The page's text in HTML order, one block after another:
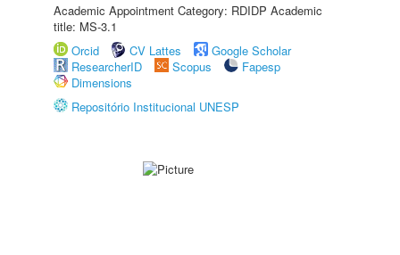
Academic Appointment Category: RDIDP Academic
title: MS-3.1
Orcid
CV Lattes
Google Scholar
ResearcherID
Scopus
Fapesp
Dimensions
Repositório Institucional UNESP